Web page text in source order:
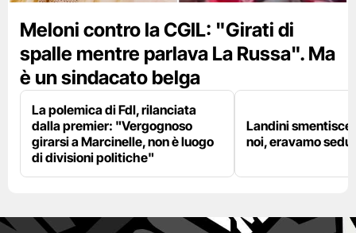
Meloni contro la CGIL: "Girati di
spalle mentre parlava La Russa". Ma
è un sindacato belga
La polemica di FdI, rilanciata
dalla premier: "Vergognoso
girarsi a Marcinelle, non è luogo
di divisioni politiche"
Landini
noi, eravamo